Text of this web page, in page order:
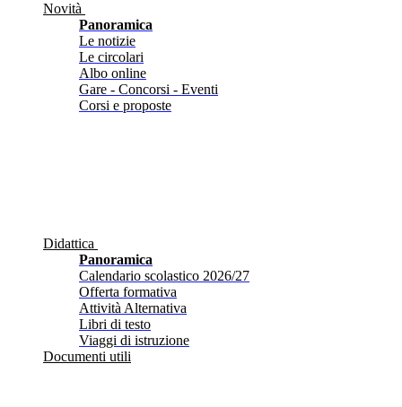
Novità
Panoramica
Le notizie
Le circolari
Albo online
Gare - Concorsi - Eventi
Corsi e proposte
Didattica
Panoramica
Calendario scolastico 2026/27
Offerta formativa
Attività Alternativa
Libri di testo
Viaggi di istruzione
Documenti utili